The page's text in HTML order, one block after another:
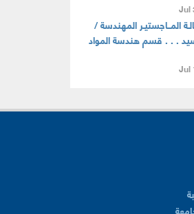
Jul
المــاجستيـر المهندسة /
. . . قسم هندسة المواد
Jul